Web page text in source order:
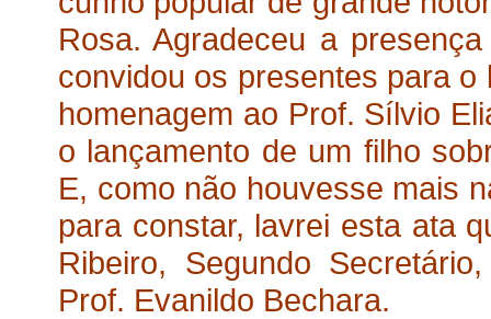
Rosa. Agradeceu a
convidou os presentes para
homenagem ao Prof. Sílvio
o lançamento de um filho
E, como não houvesse mais
para constar, lavrei esta ata
Ribeiro, Segundo
Prof. Evanildo Bechara.